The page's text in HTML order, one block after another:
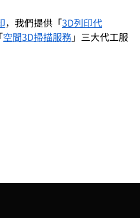
，我們提供「3D列印代
空間3D掃描服務」三大代工服